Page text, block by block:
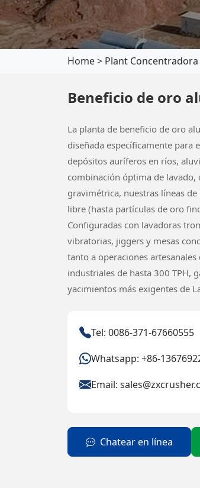
Home> Plant Concentradora
Beneficio de oro
La planta de beneficio de oro
diseñada específicamente para
depósitos auríferos en ríos,
combinación óptima de lavado,
gravimétrica, nuestras líneas
libre (hasta partículas de oro
Configuradas con lavadoras
vibratorias, jiggers y mesas
tanto a operaciones
industriales de hasta 300 TPH,
yacimientos más exigentes de
Tel: 0086-371-67660555
Whatsapp: +86-
Email:
Chatear en línea